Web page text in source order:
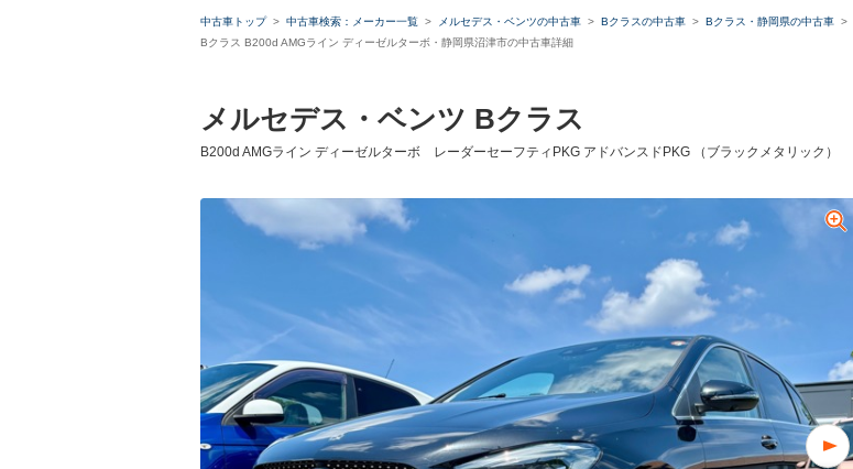
中古車トップ 中古車検索：メーカー一覧 メルセデス・ベンツの中古車 Bクラスの中古車 Bクラス・静岡県の中古車
Bクラス B200d AMGライン ディーゼルターボ・静岡県沼津市の中古車詳細
メルセデス・ベンツ Bクラス
B200d AMGライン ディーゼルターボ レーダーセーフティPKG アドバンスドPKG （ブラックメタリック）